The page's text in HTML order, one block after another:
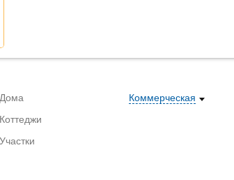
Дома
Коттеджи
Участки
Коммерческая